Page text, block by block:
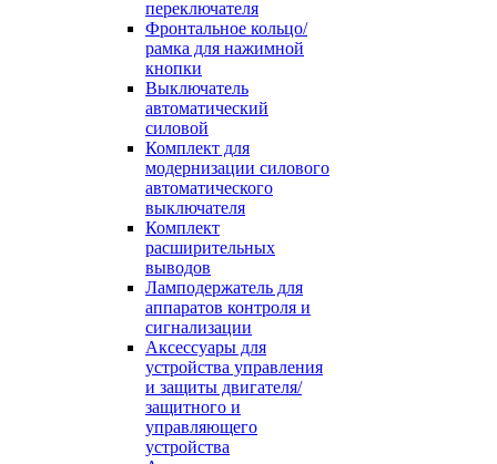
переключателя
Фронтальное кольцо/
рамка для нажимной
кнопки
Выключатель
автоматический
силовой
Комплект для
модернизации силового
автоматического
выключателя
Комплект
расширительных
выводов
Ламподержатель для
аппаратов контроля и
сигнализации
Аксессуары для
устройства управления
и защиты двигателя/
защитного и
управляющего
устройства